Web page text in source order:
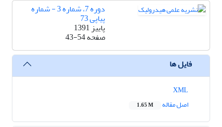
دوره 7، شماره 3 - شماره
پیاپی 73
پاییز 1391
صفحه43-54
فایل ها
اصل مقاله
1.65 M